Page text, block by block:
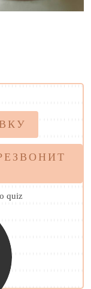
quiz